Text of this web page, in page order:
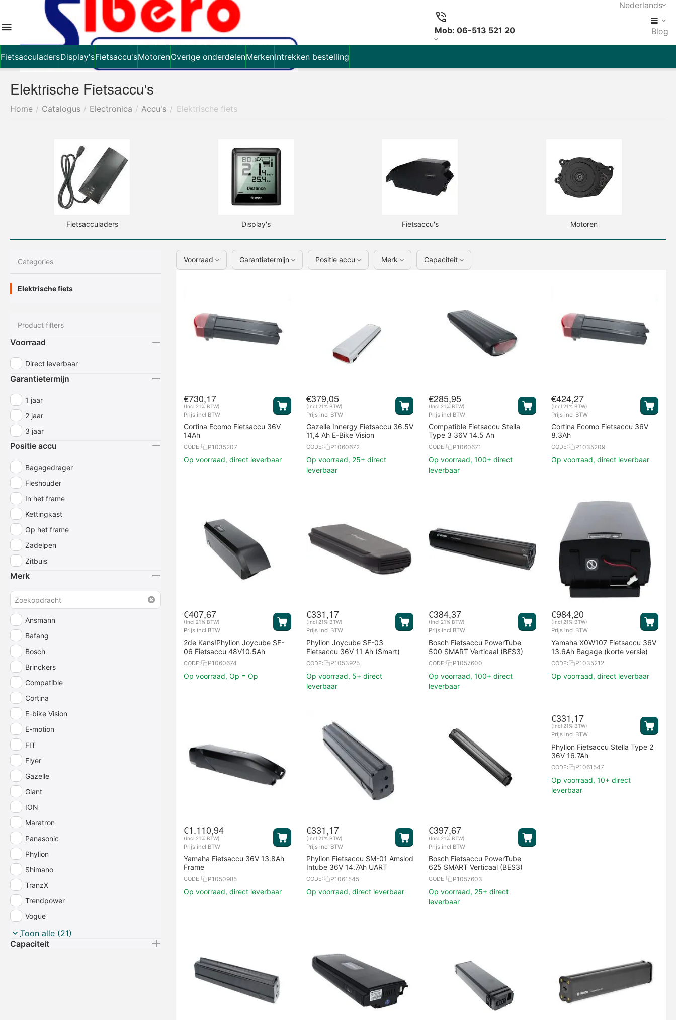
Nederlands
Mob: 06-513 521 20 Blog
FietsacculadersDisplay'sFietsaccu'sMotorenOverige onderdelenMerkenIntrekken bestelling
Elektrische Fietsaccu's
Home / Catalogus / Electronica / Accu's / Elektrische fiets
Fietsacculaders Display's Fietsaccu's Motoren
Voorraad Garantietermijn Positie accu Merk Capaciteit
€730,17
(Incl 21% BTW)
Prijs incl BTW
Cortina Ecomo Fietsaccu 36V
14Ah
CODE: P1035207
Op voorraad, direct leverbaar
€379,05
(Incl 21% BTW)
Prijs incl BTW
Gazelle Innergy Fietsaccu 36.5V
11,4 Ah E-Bike Vision
CODE: P1060672
Op voorraad, 25+ direct
leverbaar
€285,95
(Incl 21% BTW)
Prijs incl BTW
Compatible Fietsaccu Stella
Type 3 36V 14.5 Ah
CODE: P1060671
Op voorraad, 100+ direct
leverbaar
€424,27
(Incl 21% BTW)
Prijs incl BTW
Cortina Ecomo Fietsaccu 36V
8.3Ah
CODE: P1035209
Op voorraad, direct leverbaar
€407,67
(Incl 21% BTW)
Prijs incl BTW
2de Kans!Phylion Joycube SF-
06 Fietsaccu 48V10.5Ah
CODE: P1060674
Op voorraad, Op = Op
€331,17
(Incl 21% BTW)
Prijs incl BTW
Phylion Joycube SF-03
Fietsaccu 36V 11 Ah (Smart)
CODE: P1053925
Op voorraad, 5+ direct
leverbaar
€384,37
(Incl 21% BTW)
Prijs incl BTW
Bosch Fietsaccu PowerTube
500 SMART Verticaal (BES3)
CODE: P1057600
Op voorraad, 100+ direct
leverbaar
€984,20
(Incl 21% BTW)
Prijs incl BTW
Yamaha X0W107 Fietsaccu 36V
13.6Ah Bagage (korte versie)
CODE: P1035212
Op voorraad, direct leverbaar
€1.110,94
(Incl 21% BTW)
Prijs incl BTW
Yamaha Fietsaccu 36V 13.8Ah
Frame
CODE: P1050985
Op voorraad, direct leverbaar
€331,17
(Incl 21% BTW)
Prijs incl BTW
Phylion Fietsaccu SM-01 Amslod
Intube 36V 14.7Ah UART
CODE: P1061545
Op voorraad, direct leverbaar
€397,67
(Incl 21% BTW)
Prijs incl BTW
Bosch Fietsaccu PowerTube
625 SMART Verticaal (BES3)
CODE: P1057603
Op voorraad, 25+ direct
leverbaar
€331,17
(Incl 21% BTW)
Prijs incl BTW
Phylion Fietsaccu Stella Type 2
36V 16.7Ah
CODE: P1061547
Op voorraad, 10+ direct
leverbaar
Сategories
Elektrische fiets
Product filters
Voorraad
Direct leverbaar
Garantietermijn
1 jaar
2 jaar
3 jaar
Positie accu
Bagagedrager
Fleshouder
In het frame
Kettingkast
Op het frame
Zadelpen
Zitbuis
Merk
Ansmann
Bafang
Bosch
Brinckers
Compatible
Cortina
E-bike Vision
E-motion
FIT
Flyer
Gazelle
Giant
ION
Maratron
Panasonic
Phylion
Shimano
TranzX
Trendpower
Vogue
Yamaha
Toon alle (21)
Capaciteit